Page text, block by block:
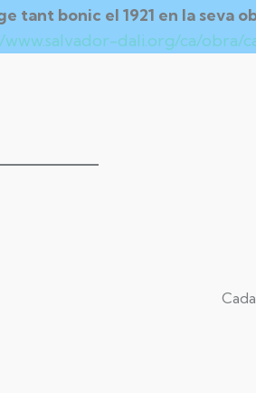
tant bonic el 1921 en la seva
www.salvador-dali.org/ca/